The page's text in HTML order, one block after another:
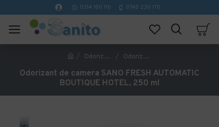
0314 100 110 0740 230 170
Odorizanti Profesionali Odorizant de camera SANO FRESH AUTOMATIC BOUTIQUE HOTEL, 250 ml
Odorizant de camera SANO FRESH AUTOMATIC
BOUTIQUE HOTEL, 250 ml